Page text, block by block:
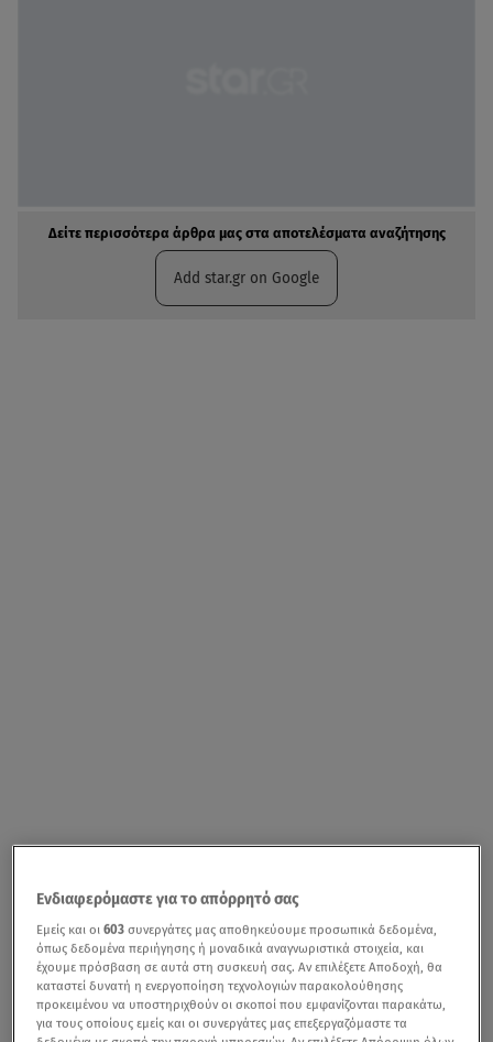
Δείτε περισσότερα άρθρα μας στα αποτελέσματα αναζήτησης
Add star.gr on Google
Ενδιαφερόμαστε για το απόρρητό σας
Εμείς και οι603 συνεργάτες μας αποθηκεύουμε προσωπικά δεδομένα,
όπως δεδομένα περιήγησης ή μοναδικά αναγνωριστικά στοιχεία, και
έχουμε πρόσβαση σε αυτά στη συσκευή σας. Αν επιλέξετε Αποδοχή, θα
καταστεί δυνατή η ενεργοποίηση τεχνολογιών παρακολούθησης
προκειμένου να υποστηριχθούν οι σκοποί που εμφανίζονται παρακάτω,
για τους οποίους εμείς και οι συνεργάτες μας επεξεργαζόμαστε τα